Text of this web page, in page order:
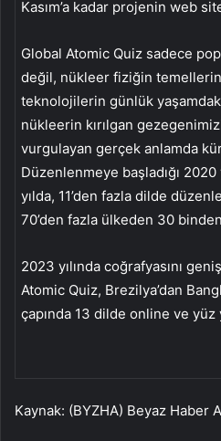
Kasım’a kadar projenin web
Global Atomic Quiz sadece
değil, nükleer fiziğin
teknolojilerin günlük
nükleerin kırılgan
vurgulayan gerçek anlamda
Düzenlenmeye başladığı
yılda, 11’den fazla dilde
70’den fazla ülkeden 30
2023 yılında coğrafyasını
Atomic Quiz, Brezilya’dan
çapında 13 dilde online ve
Kaynak: (BYZHA) Beyaz Haber